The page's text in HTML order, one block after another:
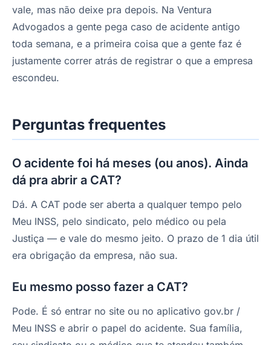
vale, mas não deixe pra depois. Na Ventura
Advogados a gente pega caso de acidente antigo
toda semana, e a primeira coisa que a gente faz é
justamente correr atrás de registrar o que a empresa
escondeu.
Perguntas frequentes
O acidente foi há meses (ou anos). Ainda
dá pra abrir a CAT?
Dá. A CAT pode ser aberta a qualquer tempo pelo
Meu INSS, pelo sindicato, pelo médico ou pela
Justiça — e vale do mesmo jeito. O prazo de 1 dia útil
era obrigação da empresa, não sua.
Eu mesmo posso fazer a CAT?
Pode. É só entrar no site ou no aplicativo gov.br /
Meu INSS e abrir o papel do acidente. Sua família,